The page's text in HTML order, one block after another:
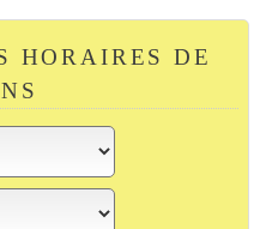
HORAIRES DE